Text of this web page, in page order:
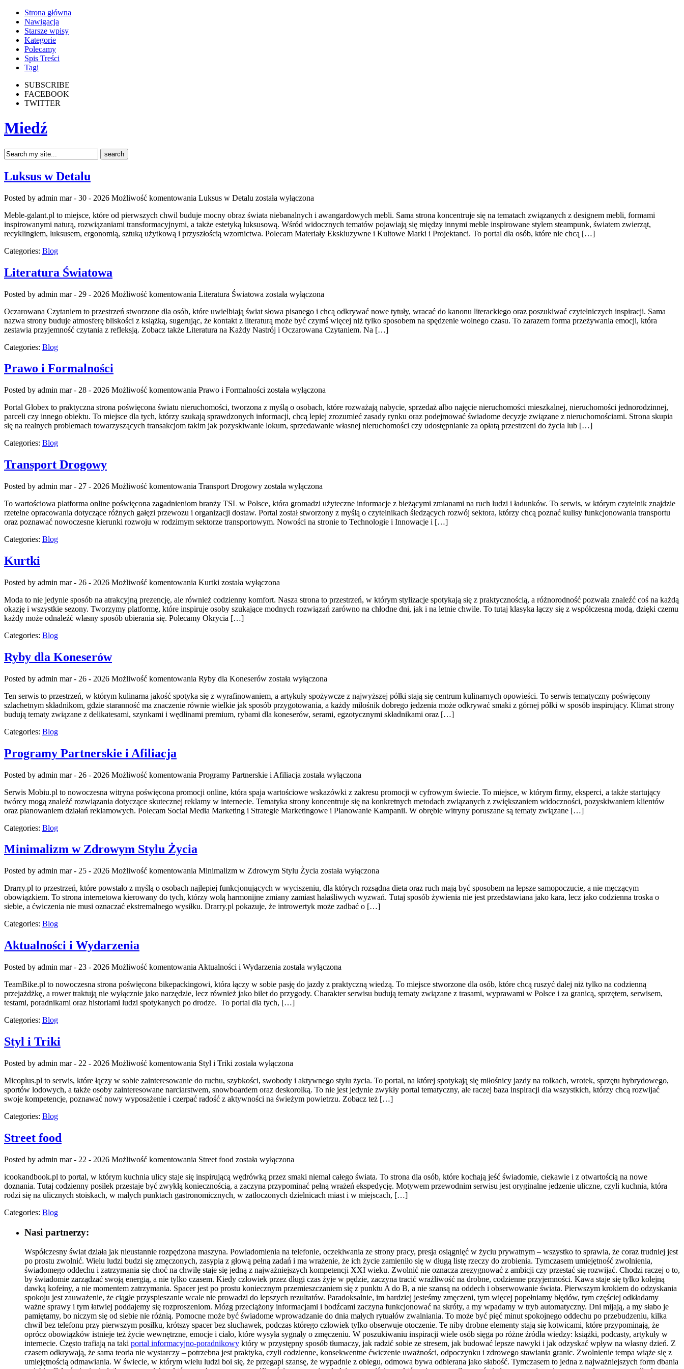
Strona główna
Nawigacja
Starsze wpisy
Kategorie
Polecamy
Spis Treści
Tagi
SUBSCRIBE
FACEBOOK
TWITTER
Miedź
Luksus w Detalu
Posted by admin mar - 30 - 2026 Możliwość komentowania Luksus w Detalu została wyłączona
Meble-galant.pl to miejsce, które od pierwszych chwil buduje mocny obraz świata niebanalnych i awangardowych mebli. Sama strona koncentruje się na tematach związanych z designem mebli, formami
inspirowanymi naturą, rozwiązaniami transformacyjnymi, a także estetyką luksusową. Wśród widocznych tematów pojawiają się między innymi meble inspirowane stylem steampunk, światem zwierząt,
recyklingiem, luksusem, ergonomią, sztuką użytkową i przyszłością wzornictwa. Polecam Materiały Ekskluzywne i Kultowe Marki i Projektanci. To portal dla osób, które nie chcą […]
Categories: Blog
Literatura Światowa
Posted by admin mar - 29 - 2026 Możliwość komentowania Literatura Światowa została wyłączona
Oczarowana Czytaniem to przestrzeń stworzone dla osób, które uwielbiają świat słowa pisanego i chcą odkrywać nowe tytuły, wracać do kanonu literackiego oraz poszukiwać czytelniczych inspiracji. Sama
nazwa strony buduje atmosferę bliskości z książką, sugerując, że kontakt z literaturą może być czymś więcej niż tylko sposobem na spędzenie wolnego czasu. To zarazem forma przeżywania emocji, która
zestawia przyjemność czytania z refleksją. Zobacz także Literatura na Każdy Nastrój i Oczarowana Czytaniem. Na […]
Categories: Blog
Prawo i Formalności
Posted by admin mar - 28 - 2026 Możliwość komentowania Prawo i Formalności została wyłączona
Portal Globex to praktyczna strona poświęcona światu nieruchomości, tworzona z myślą o osobach, które rozważają nabycie, sprzedaż albo najęcie nieruchomości mieszkalnej, nieruchomości jednorodzinnej,
parceli czy innego obiektu. To miejsce dla tych, którzy szukają sprawdzonych informacji, chcą lepiej zrozumieć zasady rynku oraz podejmować świadome decyzje związane z nieruchomościami. Strona skupia
się na realnych problemach towarzyszących transakcjom takim jak pozyskiwanie lokum, sprzedawanie własnej nieruchomości czy udostępnianie za opłatą przestrzeni do życia lub […]
Categories: Blog
Transport Drogowy
Posted by admin mar - 27 - 2026 Możliwość komentowania Transport Drogowy została wyłączona
To wartościowa platforma online poświęcona zagadnieniom branży TSL w Polsce, która gromadzi użyteczne informacje z bieżącymi zmianami na ruch ludzi i ładunków. To serwis, w którym czytelnik znajdzie
rzetelne opracowania dotyczące różnych gałęzi przewozu i organizacji dostaw. Portal został stworzony z myślą o czytelnikach śledzących rozwój sektora, którzy chcą poznać kulisy funkcjonowania transportu
oraz poznawać nowoczesne kierunki rozwoju w rodzimym sektorze transportowym. Nowości na stronie to Technologie i Innowacje i […]
Categories: Blog
Kurtki
Posted by admin mar - 26 - 2026 Możliwość komentowania Kurtki została wyłączona
Moda to nie jedynie sposób na atrakcyjną prezencję, ale również codzienny komfort. Nasza strona to przestrzeń, w którym stylizacje spotykają się z praktycznością, a różnorodność pozwala znaleźć coś na każdą
okazję i wszystkie sezony. Tworzymy platformę, które inspiruje osoby szukające modnych rozwiązań zarówno na chłodne dni, jak i na letnie chwile. To tutaj klasyka łączy się z współczesną modą, dzięki czemu
każdy może odnaleźć własny sposób ubierania się. Polecamy Okrycia […]
Categories: Blog
Ryby dla Koneserów
Posted by admin mar - 26 - 2026 Możliwość komentowania Ryby dla Koneserów została wyłączona
Ten serwis to przestrzeń, w którym kulinarna jakość spotyka się z wyrafinowaniem, a artykuły spożywcze z najwyższej półki stają się centrum kulinarnych opowieści. To serwis tematyczny poświęcony
szlachetnym składnikom, gdzie staranność ma znaczenie równie wielkie jak sposób przygotowania, a każdy miłośnik dobrego jedzenia może odkrywać smaki z górnej półki w sposób inspirujący. Klimat strony
budują tematy związane z delikatesami, szynkami i wędlinami premium, rybami dla koneserów, serami, egzotycznymi składnikami oraz […]
Categories: Blog
Programy Partnerskie i Afiliacja
Posted by admin mar - 26 - 2026 Możliwość komentowania Programy Partnerskie i Afiliacja została wyłączona
Serwis Mobiu.pl to nowoczesna witryna poświęcona promocji online, która spaja wartościowe wskazówki z zakresu promocji w cyfrowym świecie. To miejsce, w którym firmy, eksperci, a także startujący
twórcy mogą znaleźć rozwiązania dotyczące skutecznej reklamy w internecie. Tematyka strony koncentruje się na konkretnych metodach związanych z zwiększaniem widoczności, pozyskiwaniem klientów
oraz planowaniem działań reklamowych. Polecam Social Media Marketing i Strategie Marketingowe i Planowanie Kampanii. W obrębie witryny poruszane są tematy związane […]
Categories: Blog
Minimalizm w Zdrowym Stylu Życia
Posted by admin mar - 25 - 2026 Możliwość komentowania Minimalizm w Zdrowym Stylu Życia została wyłączona
Drarry.pl to przestrzeń, które powstało z myślą o osobach najlepiej funkcjonujących w wyciszeniu, dla których rozsądna dieta oraz ruch mają być sposobem na lepsze samopoczucie, a nie męczącym
obowiązkiem. To strona internetowa kierowany do tych, którzy wolą harmonijne zmiany zamiast hałaśliwych wyzwań. Tutaj sposób żywienia nie jest przedstawiana jako kara, lecz jako codzienna troska o
siebie, a ćwiczenia nie musi oznaczać ekstremalnego wysiłku. Drarry.pl pokazuje, że introwertyk może zadbać o […]
Categories: Blog
Aktualności i Wydarzenia
Posted by admin mar - 23 - 2026 Możliwość komentowania Aktualności i Wydarzenia została wyłączona
TeamBike.pl to nowoczesna strona poświęcona bikepackingowi, która łączy w sobie pasję do jazdy z praktyczną wiedzą. To miejsce stworzone dla osób, które chcą ruszyć dalej niż tylko na codzienną
przejażdżkę, a rower traktują nie wyłącznie jako narzędzie, lecz również jako bilet do przygody. Charakter serwisu budują tematy związane z trasami, wyprawami w Polsce i za granicą, sprzętem, serwisem,
testami, poradnikami oraz historiami ludzi spotykanych po drodze. To portal dla tych, […]
Categories: Blog
Styl i Triki
Posted by admin mar - 22 - 2026 Możliwość komentowania Styl i Triki została wyłączona
Micoplus.pl to serwis, które łączy w sobie zainteresowanie do ruchu, szybkości, swobody i aktywnego stylu życia. To portal, na której spotykają się miłośnicy jazdy na rolkach, wrotek, sprzętu hybrydowego,
sportów lodowych, a także osoby zainteresowane narciarstwem, snowboardem oraz deskorolką. To nie jest jedynie zwykły portal tematyczny, ale raczej baza inspiracji dla wszystkich, którzy chcą rozwijać
swoje kompetencje, poznawać nowy wyposażenie i czerpać radość z aktywności na świeżym powietrzu. Zobacz też […]
Categories: Blog
Street food
Posted by admin mar - 22 - 2026 Możliwość komentowania Street food została wyłączona
icookandbook.pl to portal, w którym kuchnia ulicy staje się inspirującą wędrówką przez smaki niemal całego świata. To strona dla osób, które kochają jeść świadomie, ciekawie i z otwartością na nowe
doznania. Tutaj codzienny posiłek przestaje być zwykłą koniecznością, a zaczyna przypominać pełną wrażeń ekspedycję. Motywem przewodnim serwisu jest oryginalne jedzenie uliczne, czyli kuchnia, która
rodzi się na ulicznych stoiskach, w małych punktach gastronomicznych, w zatłoczonych dzielnicach miast i w miejscach, […]
Categories: Blog
Nasi partnerzy:
Współczesny świat działa jak nieustannie rozpędzona maszyna. Powiadomienia na telefonie, oczekiwania ze strony pracy, presja osiągnięć w życiu prywatnym – wszystko to sprawia, że coraz trudniej jest
po prostu zwolnić. Wielu ludzi budzi się zmęczonych, zasypia z głową pełną zadań i ma wrażenie, że ich życie zamieniło się w długą listę rzeczy do zrobienia. Tymczasem umiejętność zwolnienia,
świadomego oddechu i zatrzymania się choć na chwilę staje się jedną z najważniejszych kompetencji XXI wieku. Zwolnić nie oznacza zrezygnować z ambicji czy przestać się rozwijać. Chodzi raczej o to,
by świadomie zarządzać swoją energią, a nie tylko czasem. Kiedy człowiek przez długi czas żyje w pędzie, zaczyna tracić wrażliwość na drobne, codzienne przyjemności. Kawa staje się tylko kolejną
dawką kofeiny, a nie momentem zatrzymania. Spacer jest po prostu koniecznym przemieszczaniem się z punktu A do B, a nie szansą na oddech i obserwowanie świata. Pierwszym krokiem do odzyskania
spokoju jest zauważenie, że ciągłe przyspieszanie wcale nie prowadzi do lepszych rezultatów. Paradoksalnie, im bardziej jesteśmy zmęczeni, tym więcej popełniamy błędów, tym częściej odkładamy
ważne sprawy i tym łatwiej poddajemy się rozproszeniom. Mózg przeciążony informacjami i bodźcami zaczyna funkcjonować na skróty, a my wpadamy w tryb automatyczny. Dni mijają, a my słabo je
pamiętamy, bo niczym się od siebie nie różnią. Pomocne może być świadome wprowadzanie do dnia małych rytuałów zwalniania. To może być pięć minut spokojnego oddechu po przebudzeniu, kilka
chwil bez telefonu przy pierwszym posiłku, krótszy spacer bez słuchawek, podczas którego człowiek tylko obserwuje otoczenie. Te niby drobne elementy stają się kotwicami, które przypominają, że
oprócz obowiązków istnieje też życie wewnętrzne, emocje i ciało, które wysyła sygnały o zmęczeniu. W poszukiwaniu inspiracji wiele osób sięga po różne źródła wiedzy: książki, podcasty, artykuły w
internecie. Często trafiają na taki portal informacyjno-poradnikowy który w przystępny sposób tłumaczy, jak radzić sobie ze stresem, jak budować lepsze nawyki i jak odzyskać wpływ na własny dzień. Z
czasem odkrywają, że sama teoria nie wystarczy – potrzebna jest praktyka, czyli codzienne, konsekwentne ćwiczenie uważności, odpoczynku i zdrowego stawiania granic. Zwolnienie tempa wiąże się z
umiejętnością odmawiania. W świecie, w którym wielu ludzi boi się, że przegapi szansę, że wypadnie z obiegu, odmowa bywa odbierana jako słabość. Tymczasem to jedna z najważniejszych form dbania